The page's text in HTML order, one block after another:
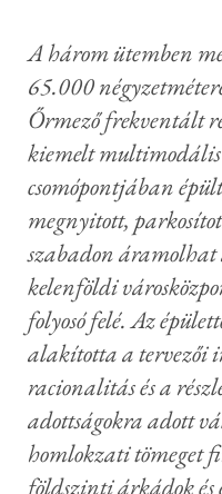
A három ütemben
65.000
Őrmező frekventált
kiemelt multimodális
csomópontjában
megnyitott,
szabadon áramolhat
kelenföldi
folyosó felé. Az
alakította a tervezői
racionalitás és a
adottságokra adott
homlokzati tömeget
földszinti árkádok